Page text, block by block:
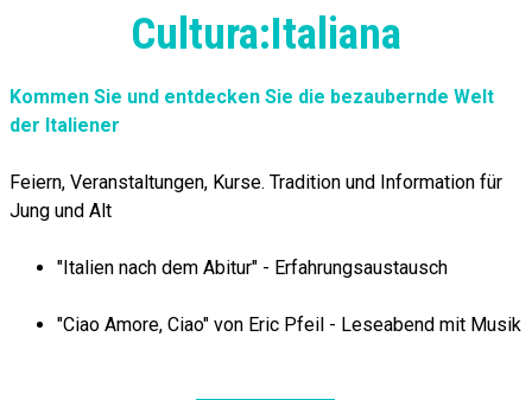
Cultura:Italiana
Kommen Sie und entdecken Sie die bezaubernde Welt
der Italiener
Feiern, Veranstaltungen, Kurse. Tradition und Information für
Jung und Alt
"Italien nach dem Abitur" - Erfahrungsaustausch
"Ciao Amore, Ciao" von Eric Pfeil - Leseabend mit Musik